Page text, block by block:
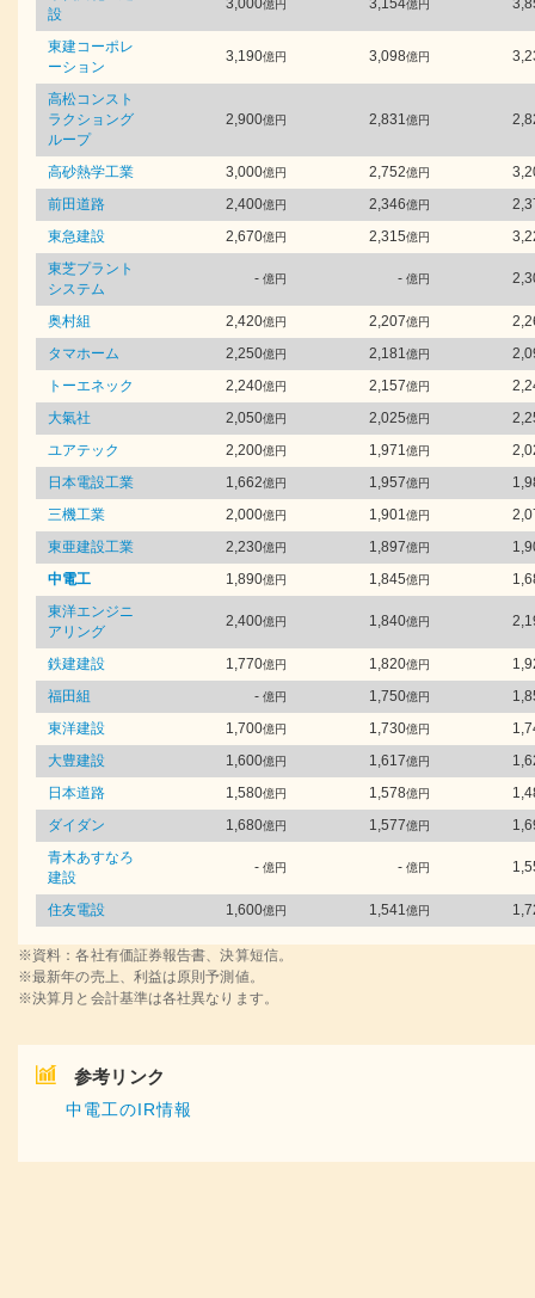
設
3,000億円 3,154億円
東建コーポレ
ーション
3,190億円 3,098億円
高松コンスト
ラクショング
ループ
2,900億円 2,831億円
高砂熱学工業 3,000億円 2,752億円
前田道路
2,400億円 2,346億円
東急建設
2,670億円 2,315億円
東芝プラント
システム
- 億円 - 億円
奥村組 2,420億円 2,207億円
タマホーム
2,250億円 2,181億円
トーエネック
2,240億円 2,157億円
大氣社
2,050億円 2,025億円
ユアテック
2,200億円 1,971億円
日本電設工業
1,662億円 1,957億円
三機工業
2,000億円 1,901億円
東亜建設工業
2,230億円 1,897億円
中電工
1,890億円 1,845億円
東洋エンジニ
アリング
2,400億円 1,840億円
鉄建建設 1,770億円 1,820億円
福田組
- 億円 1,750億円
東洋建設
1,700億円 1,730億円
大豊建設
1,600億円 1,617億円
日本道路
1,580億円 1,578億円
ダイダン
1,680億円 1,577億円
青木あすなろ
建設
- 億円 - 億円
住友電設 1,600億円 1,541億円
※資料：各社有価証券報告書、決算短信。
※最新年の売上、利益は原則予測値。
※決算月と会計基準は各社異なります。
参考リンク
中電工のIR情報